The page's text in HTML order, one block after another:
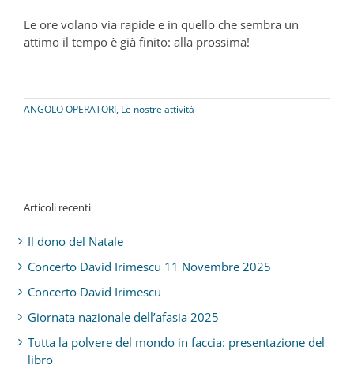
Le ore volano via rapide e in quello che sembra un
attimo il tempo è già finito: alla prossima!
ANGOLO OPERATORI, Le nostre attività
Articoli recenti
Il dono del Natale
Concerto David Irimescu 11 Novembre 2025
Concerto David Irimescu
Giornata nazionale dell’afasia 2025
Tutta la polvere del mondo in faccia: presentazione del
libro